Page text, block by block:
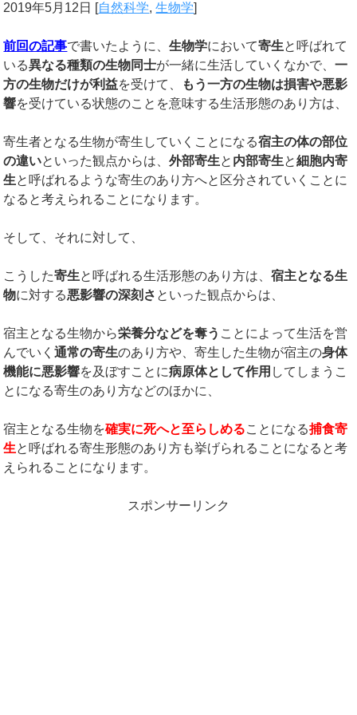
2019年5月12日 [自然科学,生物学]
前回の記事で書いたように、生物学において寄生と呼ばれて
いる異なる種類の生物同士が一緒に生活していくなかで、一
方の生物だけが利益を受けて、
もう一方の生物は損害や悪影
響を受けている状態のことを意味する生活形態のあり方は、
寄生者となる生物が寄生していくことになる宿主の体の部位
の違いといった観点からは、外部寄生と 内部寄生と細胞内寄
生と呼ばれるような寄生のあり方へと区分されていくことに
なると考えられることになります。
そして、それに対して、
こうした寄生と呼ばれる生活形態のあり方は、宿主となる生
物に対する悪影響の深刻さ といった観点からは、
宿主となる生物から栄養分などを奪う ことによって生活を営
んでいく通常の寄生のあり方や、寄生した生物が宿主の身体
機能に悪影響を及ぼすことに病原体として作用 してしまうこ
とになる寄生のあり方などのほかに、
宿主となる生物を確実に死へと至らしめることになる捕食寄
生と呼ばれる寄生形態のあり方も挙げられることになると考
えられることになります。
スポンサーリンク